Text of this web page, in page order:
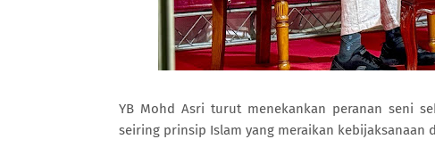
YB Mohd Asri turut menekankan peranan seni
seiring prinsip Islam yang meraikan kebijaksanaan